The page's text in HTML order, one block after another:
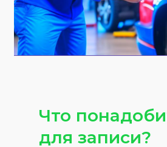
Что
для записи?